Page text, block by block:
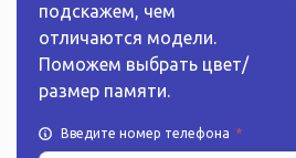
подскажем, чем
отличаются модели.
Поможем выбрать цвет/
размер памяти.
Введите номер телефона *